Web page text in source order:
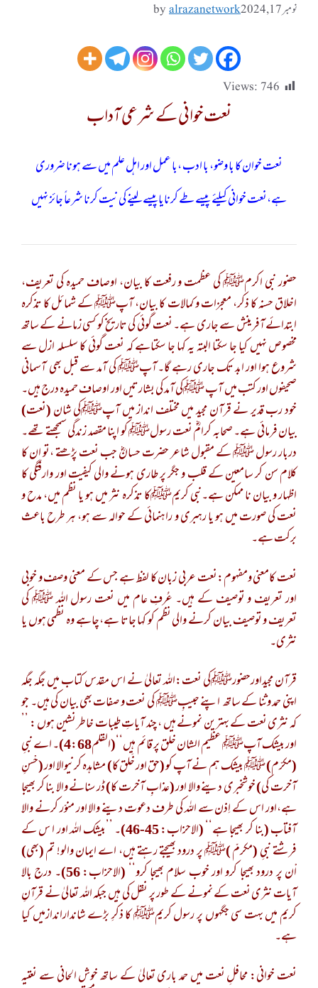
نومبر 17, 2024 byalrazanetwork
Views: 746
نعت خوانی کے شرعی آداب
نعت خوان کا با وضو، با ادب ،با عمل اور اہل علم میں سے ہونا ضروری
ہے،نعت خوانی کیلئے پیسے طے کرنایاپیسے لینے کی نیت کرنا شرعاً جائز نہیں
حضور نبی اکرمﷺ کی عظمت و رفعت کا بیان، اوصاف حمیدہ کی تعریف،
اخلاق حسنہ کا ذکر، معجزات و کمالات کا بیان، آپﷺ کے شمائل کا تذکرہ
ابتدائے آفرینش سے جاری ہے۔ نعت گوئی کی تاریخ کو کسی زمانے کے ساتھ
مخصوص نہیں کیا جا سکتا البتہ یہ کہا جا سکتاہے کہ نعت گوئی کا سلسلہ ازل سے
شروع ہوا اور ابد تک جاری رہے گا۔ آپﷺ کی آمد سے قبل بھی آسمانی
صحیفوں اور کتب میں آپ ﷺکی آمد کی بشارتیں اور اوصاف حمیدہ درج ہیں۔
خود رب قدیر نے قرآن مجید میں مختلف انداز میں آپﷺکی شان (نعت)
بیان فرمائی ہے۔ صحابہ کرامؓ نعت رسولﷺ کو اپنا مقصد زندگی سمجھتے تھے۔
دربار رسول ﷺ کے مقبول شاعر حضرت حسانؓ جب نعت پڑھتے ،تو ان کا
کلام سن کر سامعین کے قلب و جگر پر طاری ہونے والی کیفیت اور وارفتگی کا
اظہار و بیان نا ممکن ہے۔نبی کریمﷺکا تذکرہ نثر میں ہو یا نظم میں، مدح و
نعت کی صورت میں ہو یا رہبری و راہنمائی کے حوالہ سے ہو، ہر طرح باعث
برکت ہے۔
نعت کامعنی ومفہوم:نعت عربی زبان کا لفظ ہے جس کے معنی وصف و خوبی
اور تعریف و توصیف کے ہیں۔ عُرفِ عام میں نعت رسول اللہ ﷺ کی
تعریف و توصیف بیان کرنے والی نظم کو کہا جاتا ہے،چاہے وہ نظمی ہوں یا
نثری۔
قرآن مجیداورحضورﷺکی نعت:اللہ تعالیٰ نے اس مقدس کتاب میں جگہ جگہ
اپنی حمد وثنا کے ساتھ اپنے حبیبِﷺ کی نعت و صفات بھی بیان کی ہیں۔ جو
کہ نثری نعت کے بہترین نمونے ہیں ، چند آیاتِ طیبات خاطر نشین ہوں : ’’
اور بیشک آپﷺ عظیم الشان خلق پر قائم ہیں‘‘(القلم4:68)۔ اے نبیِ
(مکرّم) ﷺ بیشک ہم نے آپ کو (حق اور خَلق کا) مشاہدہ کرنیوالا اور (حْسنِ
آخرت کی) خوشخبری دینے والا اور (عذابِ آخرت کا) ڈر سنانے والا بنا کر بھیجا
ہے،اور اس کے اِذن سے اللہ کی طرف دعوت دینے والا اور منوّر کرنے والا
آفتاب (بنا کر بھیجا ہے‘‘ (الاحزاب: 45-46)۔ ’’بیشک اللہ اور ا س کے
فرشتے نبیِ (مکرمّ )ﷺ پر درود بھیجتے رہتے ہیں، اے ایمان والو! تم (بھی)
اْن پر درود بھیجا کرو اور خوب سلام بھیجا کرو‘‘ (الاحزاب: 56)۔ درج بالا
آیات نثری نعت کے نمونے کے طور پر نقل کی ہیں جبکہ اللہ تعالیٰ نے قرآنِ
کریم میں بہت سی جگہوں پر رسول کریمﷺ کا ذکرِ بڑے شانداراندازمیں کیا
ہے۔
نعت خوانی: محافلِ نعت میں حمد باری تعالیٰ کے ساتھ خوش الحانی سے نعتیہ